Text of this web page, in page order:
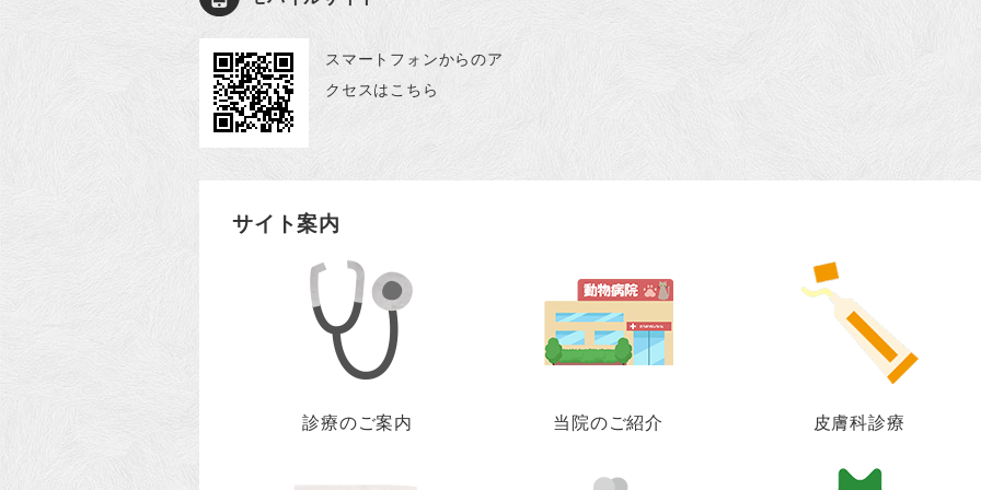
スマートフォンからのア
クセスはこちら
サイト案内
診療のご案内 当院のご紹介 皮膚科診療